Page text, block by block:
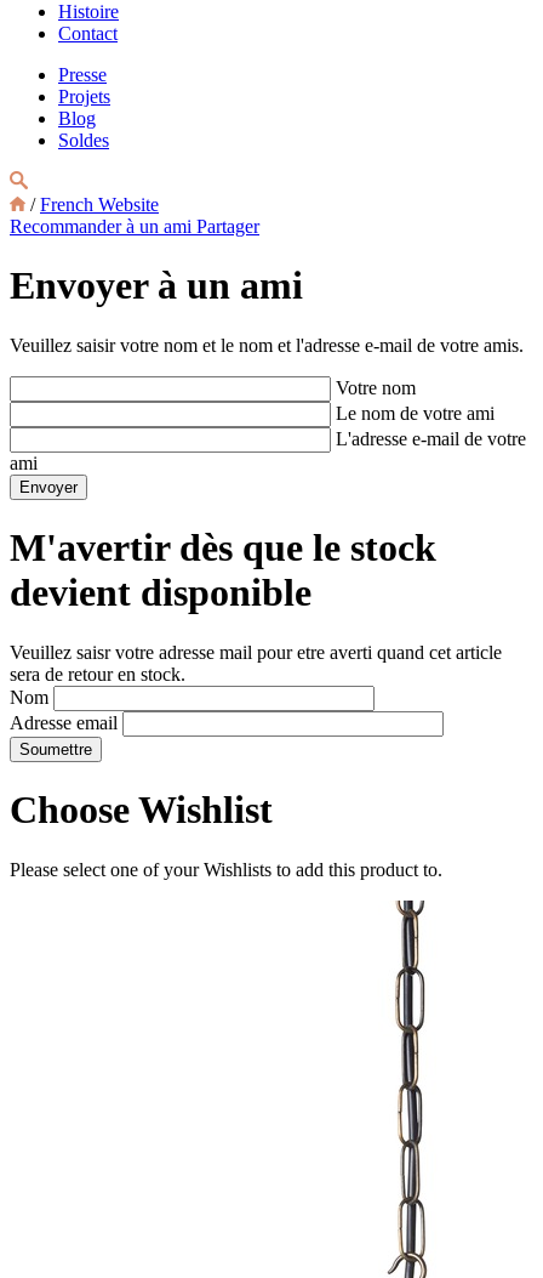
Histoire
Contact
Presse
Projets
Blog
Soldes
/French Website
Recommander à un ami Partager
Envoyer à un ami
Veuillez saisir votre nom et le nom et l'adresse e-mail de votre amis.
Votre nom
Le nom de votre ami
L'adresse e-mail de votre
ami
M'avertir dès que le stock
devient disponible
Veuillez saisr votre adresse mail pour etre averti quand cet article
sera de retour en stock.
Nom
Adresse email
Choose Wishlist
Please select one of your Wishlists to add this product to.